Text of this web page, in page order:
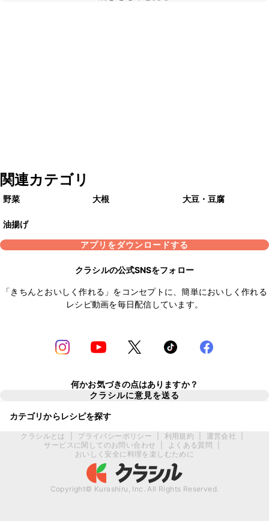
関連カテゴリ
野菜 大根 大豆・豆腐
油揚げ
アプリをダウンロードする
クラシルの公式SNSをフォロー
「きちんとおいしく作れる」をコンセプトに、簡単においしく作れる
レシピ動画を毎日配信しています。
何かお気づきの点はありますか？
クラシルに意見を送る
カテゴリからレシピを探す
クラシルとは プライバシーポリシー 利用規約 運営会社
サービスに関してのお問い合わせ
よくある質問
おいしく安全に料理を楽しむために
Copyright© Kurashiru, Inc. All Rights Reserved.